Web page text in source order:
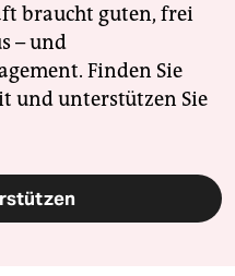
braucht guten, frei
– und
Finden Sie
und unterstützen Sie